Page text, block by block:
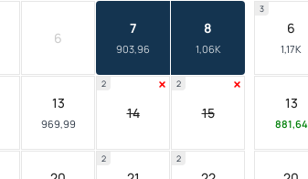
6
7
903,96
8
1,06K
13
969,99
14
2
15
2
2 2
6
1,17K
3
13
881,64